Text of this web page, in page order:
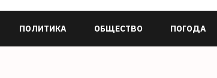
ПОЛИТИКА ОБЩЕСТВО ПОГОДА